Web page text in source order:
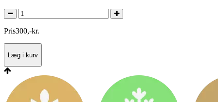
Pris300,-kr.
Læg i kurv